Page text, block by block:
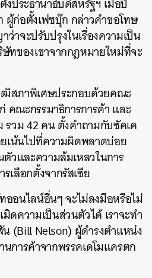
ผู้ก่อตั้งเฟซบุ๊ก กล่าวคำขอโทษ
าจะปรับปรุงในเรื่องความเป็น
ทของเขาจากกฎหมายใหม่ที่จะ
สภาพิเศษประกอบด้วยคณะ
คณะกรรมาธิการการค้า และ
รวม 42 คน ตั้งคำถามกับซัคเค
ยเน้นไปที่ความผิดพลาดบ่อย
ตัวและความล้มเหลวในการ
เลือกตั้งจากรัสเซีย
ออนไลน์อื่นๆ จะไม่ลงมือหรือไม่
ดความเป็นส่วนตัวได้ เราจะทำ
(Bill Nelson) ผู้ดำรงตำแหน่ง
การค้าจากพรรคเดโมแครตก